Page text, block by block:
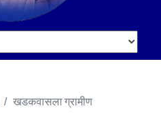
खडकवासला ग्रामीण